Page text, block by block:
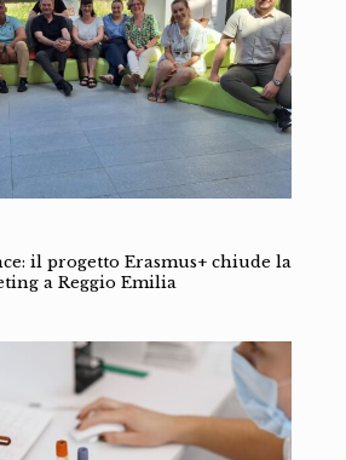
il progetto Erasmus+ chiude la
a Reggio Emilia